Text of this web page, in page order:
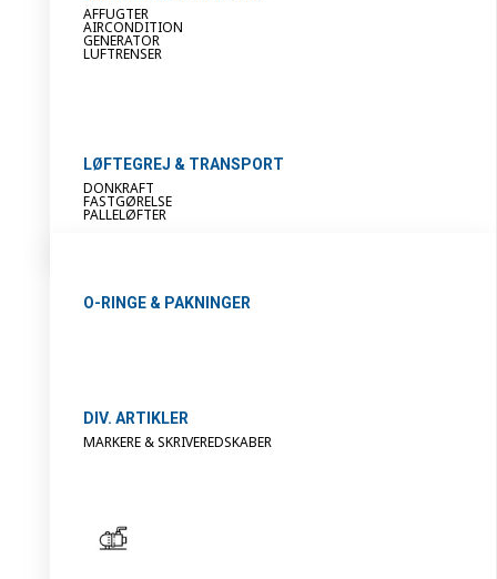
AFFUGTER
AIRCONDITION
GENERATOR
LUFTRENSER
LØFTEGREJ & TRANSPORT
DONKRAFT
FASTGØRELSE
PALLELØFTER
O-RINGE & PAKNINGER
DIV. ARTIKLER
MARKERE & SKRIVEREDSKABER